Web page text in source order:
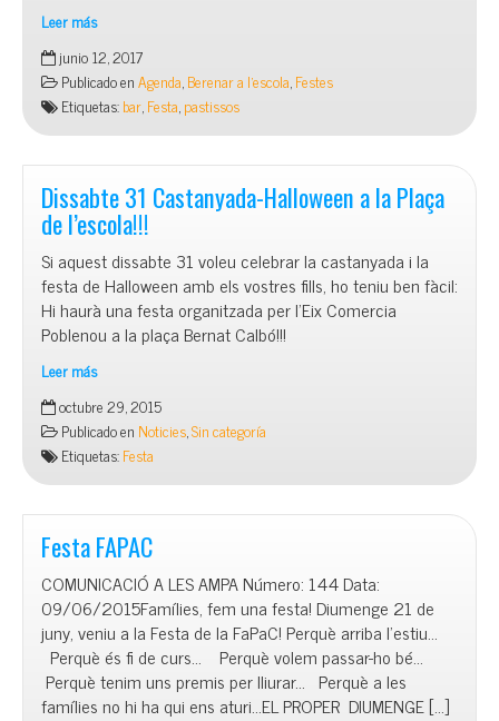
Leer más
La
Barra
de
la
festa
junio 12, 2017
Publicado enAgenda,Berenar a l'escola,Festes
Etiquetas:bar,Festa,pastissos
Dissabte 31 Castanyada-Halloween a la Plaça
de l’escola!!!
Si aquest dissabte 31 voleu celebrar la castanyada i la
festa de Halloween amb els vostres fills, ho teniu ben fàcil:
Hi haurà una festa organitzada per l’Eix Comercia
Poblenou a la plaça Bernat Calbó!!!
Leer más
Dissabte
31
Castanyada-
Halloween
a
la
Plaça
de
l’escola!!!
octubre 29, 2015
Publicado en Noticies,Sin categoría
Etiquetas:Festa
Festa FAPAC
COMUNICACIÓ A LES AMPA Número: 144 Data:
09/06/2015Famílies, fem una festa! Diumenge 21 de
juny, veniu a la Festa de la FaPaC! Perquè arriba l’estiu…
Perquè és fi de curs… Perquè volem passar-ho bé…
Perquè tenim uns premis per lliurar… Perquè a les
famílies no hi ha qui ens aturi…EL PROPER DIUMENGE […]